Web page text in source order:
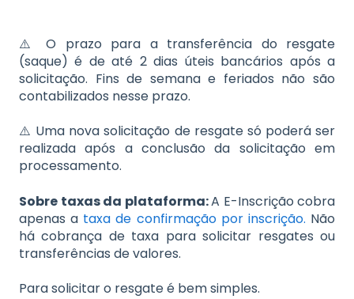
⚠️ O prazo para a transferência do resgate
(saque) é de até 2 dias úteis bancários após a
solicitação. Fins de semana e feriados não são
contabilizados nesse prazo.
⚠️ Uma nova solicitação de resgate só poderá ser
realizada após a conclusão da solicitação em
processamento.
Sobre taxas da plataforma:A E-Inscrição cobra
apenas a taxa de confirmação por inscrição. Não
há cobrança de taxa para solicitar resgates ou
transferências de valores.
Para solicitar o resgate é bem simples.